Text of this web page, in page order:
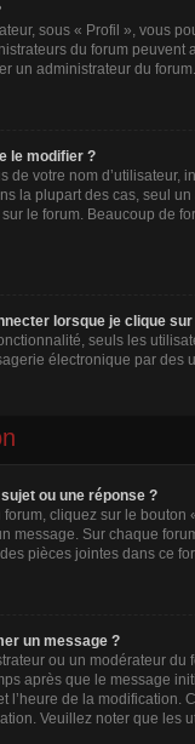
sous « Profil », vous
du forum
un administrateur du forum.
le modifier ?
de votre nom
la plupart des cas, seul
le forum. Beaucoup de
lorsque je clique
seuls les
électronique par des
ou une réponse ?
cliquez sur le
message. Sur chaque
pièces jointes dans ce
un message ?
ou un modérateur
après que le message
l’heure de la modification.
Veuillez noter que les